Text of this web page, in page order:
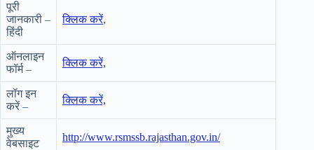
पूरी
जानकारी –
हिंदी
क्लिक करें,
ऑनलाइन
फॉर्म –
क्लिक करें,
लॉग इन
करें –
क्लिक करें,
मुख्य
वेबसाइट
http://www.rsmssb.rajasthan.gov.in/